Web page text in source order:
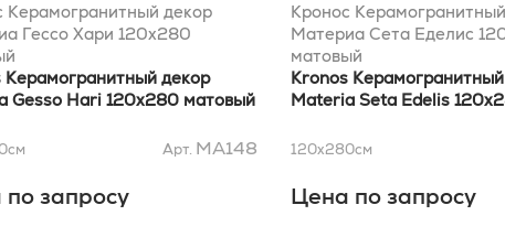
Керамогранитный декор
Гессо Хари 120x280
Керамогранитный декор
Gesso Hari 120x280 матовый
см Арт. MA148
запросу
Кронос
Материа Сета Еделис
матовый
Kronos
Materia Seta Edelis
120x280см
Цена по запросу